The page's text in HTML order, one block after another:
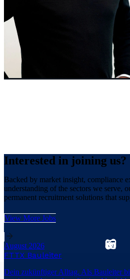
Interested in joining us?
Backed by market insight, compliance
understanding of the sectors we serve,
permanent recruitment solutions that
View More Jobs
August 2026
FTTX Bauleiter
Dein zukünftiger Alltag. Als Bauleiter